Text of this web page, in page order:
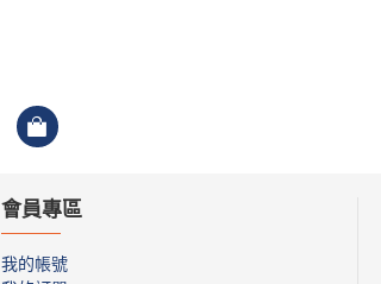
會員專區
我的帳號